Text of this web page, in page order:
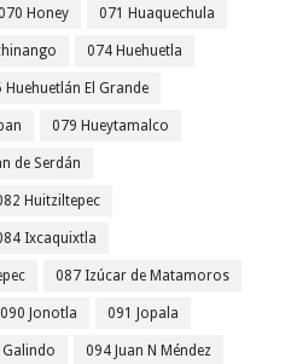
Honey 071 Huaquechula
074 Huehuetla
Huehuetlán El Grande
079 Hueytamalco
de Serdán
Huitziltepec
Ixcaquixtla
087 Izúcar de Matamoros
090 Jonotla 091 Jopala
Galindo 094 Juan N Méndez